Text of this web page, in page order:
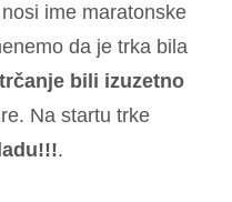
ime maratonske
da je trka bila
bili izuzetno
Na startu trke
.